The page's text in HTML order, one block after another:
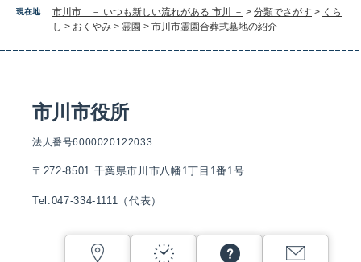
現在地 市川市 － いつも新しい流れがある 市川 － > 分類でさがす > くら
し > おくやみ > 霊園 > 市川市霊園合葬式墓地の紹介
市川市役所
法人番号6000020122033
〒272-8501 千葉県市川市八幡1丁目1番1号
Tel:047-334-1111（代表）